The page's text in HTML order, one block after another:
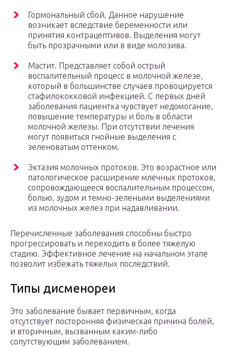
Гормональный сбой. Данное нарушение
возникает вследствие беременности или
принятия контрацептивов. Выделения могут
быть прозрачными или в виде молозива.
Мастит. Представляет собой острый
воспалительный процесс в молочной железе,
который в большинстве случаев провоцируется
стафилококковой инфекцией. С первых дней
заболевания пациентка чувствует недомогание,
повышение температуры и боль в области
молочной железы. При отсутствии лечения
могут появиться гнойные выделения с
зеленоватым оттенком.
Эктазия молочных протоков. Это возрастное или
патологическое расширение млечных протоков,
сопровождающееся воспалительным процессом,
болью, зудом и темно-зелеными выделениями
из молочных желез при надавливании.
Перечисленные заболевания способны быстро
прогрессировать и переходить в более тяжелую
стадию. Эффективное лечение на начальном этапе
позволит избежать тяжелых последствий.
Типы дисменореи
Это заболевание бывает первичным, когда
отсутствует посторонняя физическая причина болей,
и вторичным, вызванным каким-либо
сопутствующим заболеванием.